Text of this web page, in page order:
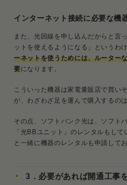
インターネット接続に必要な機
また、光回線を申し込んだからと言
ットを使えるようになる」というわ
ーネットを使うためには、ルーター
要になります。
こういった機器は家電量販店で買い
が、わざわざ足を運んで購入するの
その点、ソフトバンク光は、ソフト
「光BBユニット」のレンタルもし
と一緒に機器のレンタルも申請して
3．必要があれば開通工事